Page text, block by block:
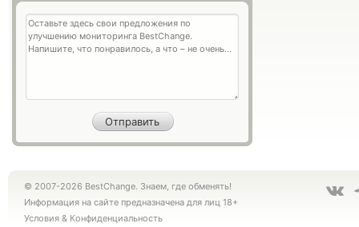
© 2007-2026 BestChange. Знаем, где обменять!
Информация на сайте предназначена для лиц 18+
Условия & Конфиденциальность